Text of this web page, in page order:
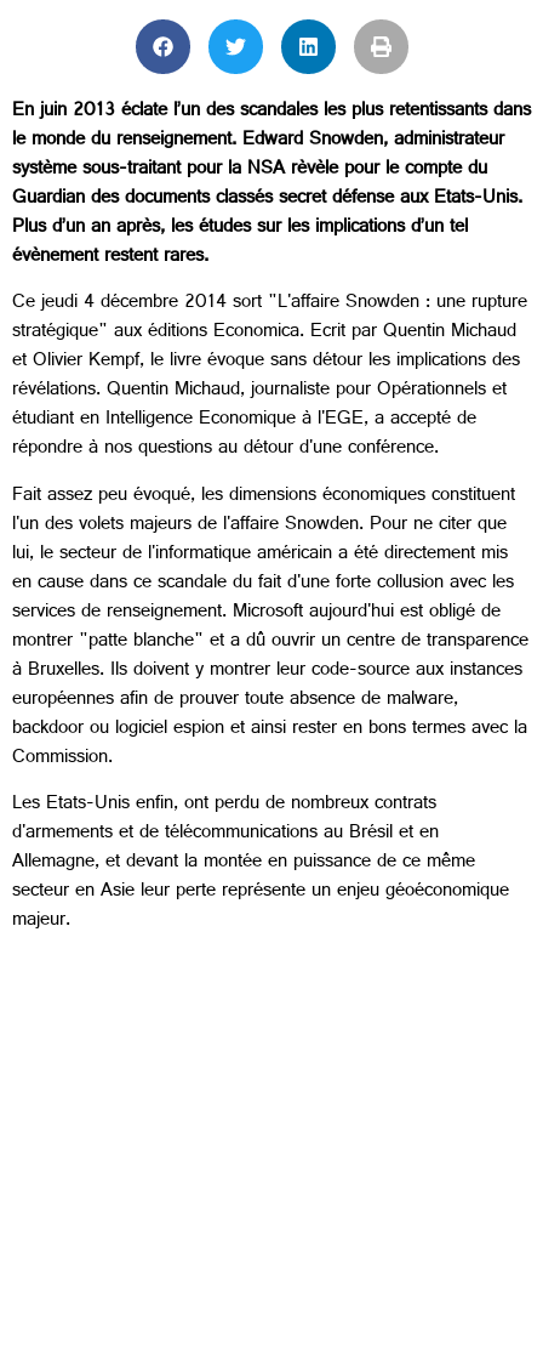
En juin 2013 éclate l’un des scandales les plus retentissants dans
le monde du renseignement. Edward Snowden, administrateur
système sous-traitant pour la NSA rèvèle pour le compte du
Guardian des documents classés secret défense aux Etats-Unis.
Plus d’un an après, les études sur les implications d’un tel
évènement restent rares.
Ce jeudi 4 décembre 2014 sort "L'affaire Snowden : une rupture
stratégique" aux éditions Economica. Ecrit par Quentin Michaud
et Olivier Kempf, le livre évoque sans détour les implications des
révélations. Quentin Michaud, journaliste pour Opérationnels et
étudiant en Intelligence Economique à l'EGE, a accepté de
répondre à nos questions au détour d'une conférence.
Fait assez peu évoqué, les dimensions économiques constituent
l'un des volets majeurs de l'affaire Snowden. Pour ne citer que
lui, le secteur de l'informatique américain a été directement mis
en cause dans ce scandale du fait d'une forte collusion avec les
services de renseignement. Microsoft aujourd'hui est obligé de
montrer "patte blanche" et a dû ouvrir un centre de transparence
à Bruxelles. Ils doivent y montrer leur code-source aux instances
européennes afin de prouver toute absence de malware,
backdoor ou logiciel espion et ainsi rester en bons termes avec la
Commission.
Les Etats-Unis enfin, ont perdu de nombreux contrats
d'armements et de télécommunications au Brésil et en
Allemagne, et devant la montée en puissance de ce même
secteur en Asie leur perte représente un enjeu géoéconomique
majeur.